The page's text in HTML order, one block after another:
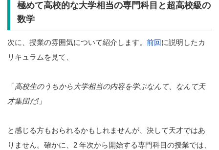
極めて高校的な大学相当の専門科目と超高校級の
数学
次に、授業の雰囲気について紹介します。 前回に説明したカ
リキュラムを見て、
「高校生のうちから大学相当の内容を学ぶなんて、なんて天
才集団だ! 」
と感じる方もおられるかもしれませんが、決して天才ではあ
りません。確かに、2 年次から開始する専門科目の授業では、